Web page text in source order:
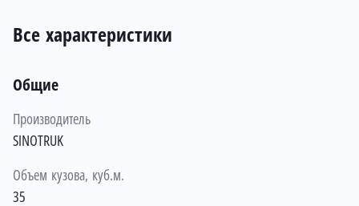
Все характеристики
Общие
Производитель
SINOTRUK
Объем кузова, куб.м.
35